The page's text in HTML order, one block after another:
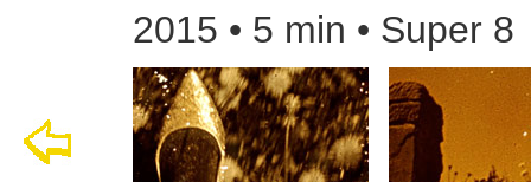
2015 • 5 min • Super 8